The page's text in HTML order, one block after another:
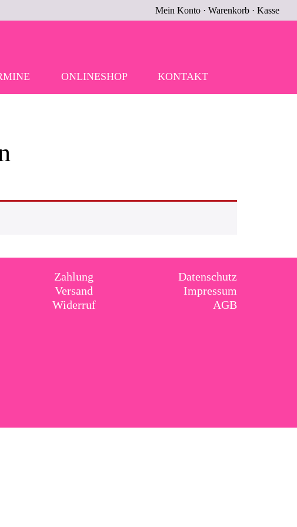
Mein Konto · Warenkorb · Kasse
ONLINESHOP KONTAKT
Zahlung
Versand
Widerruf
Datenschutz
Impressum
AGB